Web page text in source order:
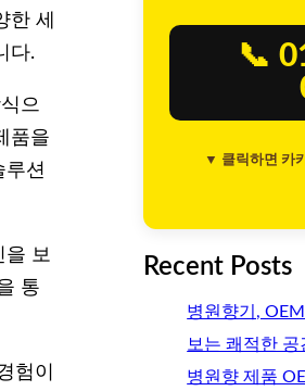
세
다.
으
품을
루션
을 보
통
험이
📞
▼ 클릭하면 카
Recent Posts
병원향기,
보는 쾌적한
병원향 제품